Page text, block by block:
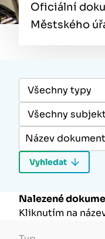
Oficiální
Městského
Nalezené
Kliknutím na